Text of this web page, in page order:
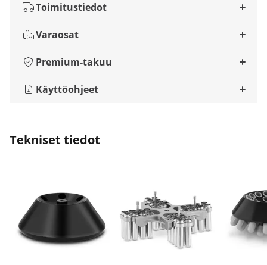
Toimitustiedot
Varaosat
Premium-takuu
Käyttöohjeet
Tekniset tiedot